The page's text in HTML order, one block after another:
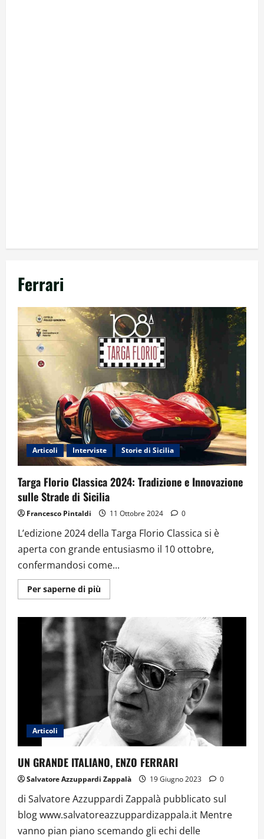
Ferrari
Articoli Interviste Storie di Sicilia
Targa Florio Classica 2024: Tradizione e Innovazione
sulle Strade di Sicilia
Francesco Pintaldi 11 Ottobre 2024 0
L’edizione 2024 della Targa Florio Classica si è
aperta con grande entusiasmo il 10 ottobre,
confermandosi come...
Per saperne di piùUlteriori
informazioni
Florio
Classica
2024:
Tradizione
e
Innovazione
sulle
Strade
Sicilia
Articoli
UN GRANDE ITALIANO, ENZO FERRARI
Salvatore Azzuppardi Zappalà 19 Giugno 2023 0
di Salvatore Azzuppardi Zappalà pubblicato sul
blog www.salvatoreazzuppardizappala.it Mentre
vanno pian piano scemando gli echi delle